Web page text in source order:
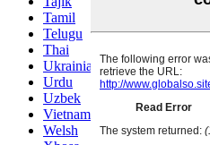
Tamil
Telugu
Thai
Ukrainian
Urdu
Uzbek
Vietnamese
Welsh